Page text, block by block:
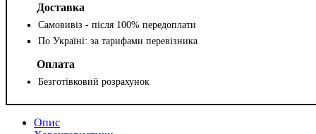
Доставка
Самовивіз - після 100% передоплати
По Україні: за тарифами перевізника
Оплата
Безготівковий розрахунок
Опис